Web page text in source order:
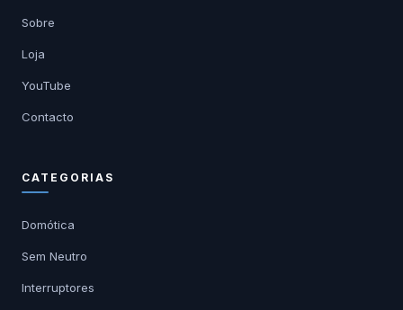
Sobre
Loja
YouTube
Contacto
CATEGORIAS
Domótica
Sem Neutro
Interruptores